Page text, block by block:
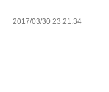
2017/03/30 23:21:34